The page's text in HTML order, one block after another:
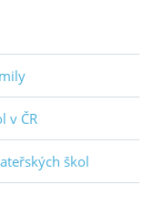
v ČR
škol